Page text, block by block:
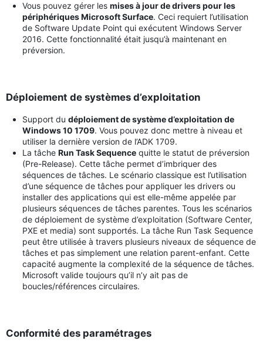
Vous pouvez gérer les mises à jour de drivers pour les
périphériques Microsoft Surface. Ceci requiert l’utilisation
de Software Update Point qui exécutent Windows Server
2016. Cette fonctionnalité était jusqu’à maintenant en
préversion.
Déploiement de systèmes d’exploitation
Support du déploiement de système d’exploitation de
Windows 10 1709. Vous pouvez donc mettre à niveau et
utiliser la dernière version de l’ADK 1709.
La tâche Run Task Sequence quitte le statut de préversion
(Pre-Release). Cette tâche permet d’imbriquer des
séquences de tâches. Le scénario classique est l’utilisation
d’une séquence de tâches pour appliquer les drivers ou
installer des applications qui est elle-même appelée par
plusieurs séquences de tâches parentes. Tous les scénarios
de déploiement de système d’exploitation (Software Center,
PXE et media) sont supportés. La tâche Run Task Sequence
peut être utilisée à travers plusieurs niveaux de séquence de
tâches et pas simplement une relation parent-enfant. Cette
capacité augmente la complexité de la séquence de tâches.
Microsoft valide toujours qu’il n’y ait pas de
boucles/références circulaires.
Conformité des paramétrages